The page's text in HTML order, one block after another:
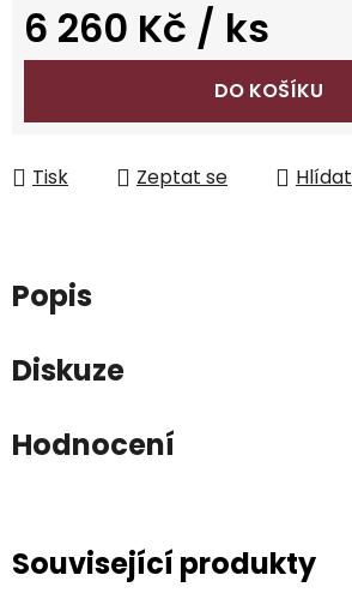
6 260 Kč / ks
Měrná cena:
DO KOŠÍKU
Tisk Zeptat se Hlídat
Popis
Diskuze
Hodnocení
Související produkty